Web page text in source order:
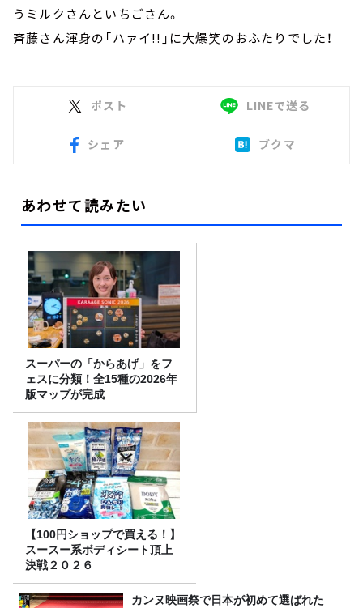
うミルクさんといちごさん。
斉藤さん渾身の「ハァイ!!」に大爆笑のおふたりでした！
ポスト LINEで送る
シェア ブクマ
あわせて読みたい
スーパーの「からあげ」をフ
ェスに分類！全15種の2026年
版マップが完成
【100円ショップで買える！】
スースー系ボディシート頂上
決戦２０２６
カンヌ映画祭で日本が初めて選ばれた